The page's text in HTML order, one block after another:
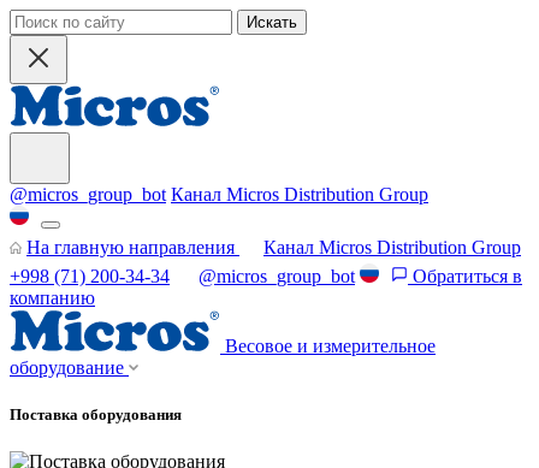
Искать
@micros_group_bot Канал Micros Distribution Group
На главную направления
Канал Micros Distribution Group
+998 (71) 200-34-34
@micros_group_bot
Обратиться в
компанию
Весовое и измерительное
оборудование
Поставка оборудования